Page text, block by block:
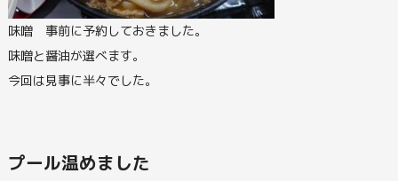
味噌 事前に予約しておきました。
味噌と醤油が選べます。
今回は見事に半々でした。
プール温めました